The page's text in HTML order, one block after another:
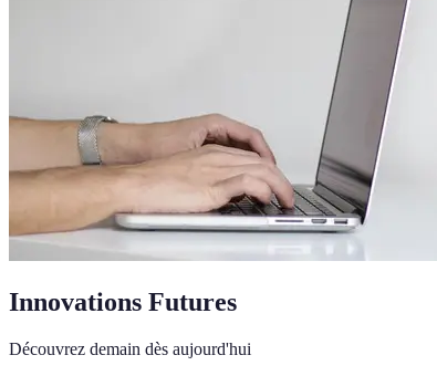
Innovations Futures
Découvrez demain dès aujourd'hui